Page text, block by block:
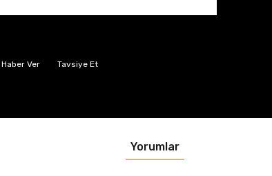
Ver Tavsiye Et
Yorumlar